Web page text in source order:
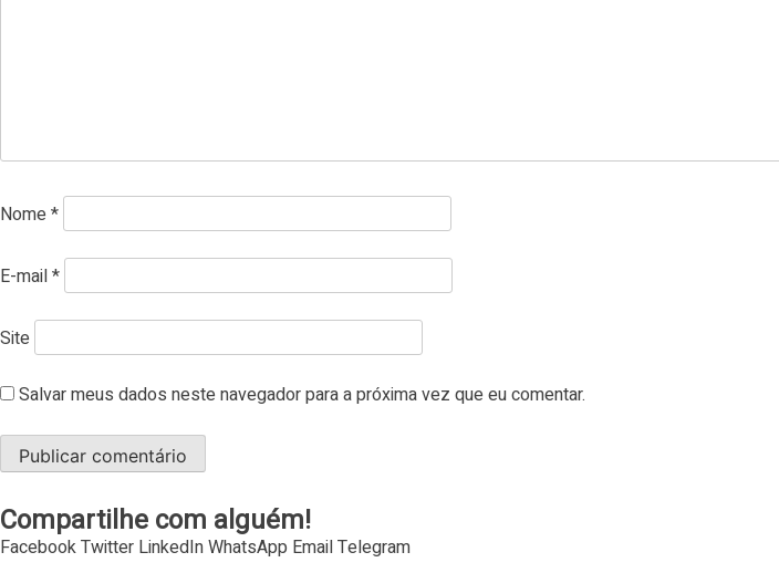
Nome*
E-mail*
Site
Salvar meus dados neste navegador para a próxima vez que eu comentar.
Compartilhe com alguém!
FacebookTwitter LinkedInWhatsApp EmailTelegram